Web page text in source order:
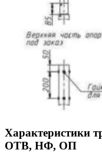
Характеристики
ОТВ, НФ, ОП